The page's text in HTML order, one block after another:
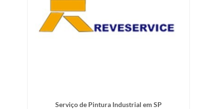
Serviço de Pintura Industrial em SP